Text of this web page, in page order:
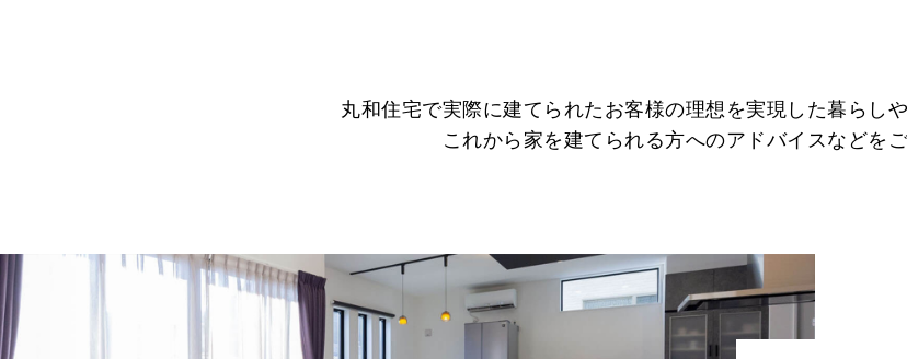
丸和住宅で実際に建てられたお客様の理想を実現した暮らし
これから家を建てられる方へのアドバイスなどをご